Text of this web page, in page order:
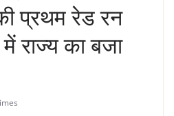
प्रथम रेड रन
राज्य का बजा